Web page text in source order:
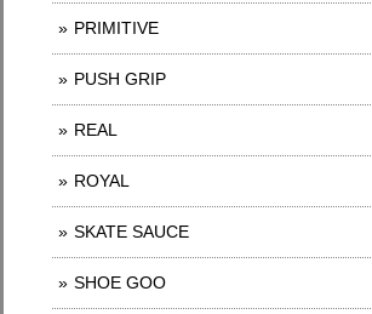
PRIMITIVE
PUSH GRIP
REAL
ROYAL
SKATE SAUCE
SHOE GOO